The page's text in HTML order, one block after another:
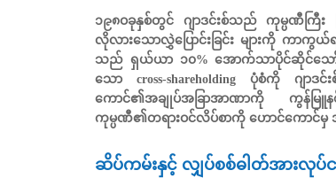
၁၉၈ဝခုနှစ်တွင် ဂျာဒင်းစ်သည် ကုမ္ပဏီကြီ
လိုလားသောလွှဲပြောင်းခြင်း များကို ကာကွ
သည် ရှယ်ယာ ၁၀% အောက်သာပိုင်ဆိုင်သော်
သော cross-shareholding ပုံစံကို ဂ
ကောင်၏အချုပ်အခြာအာဏာကို ကွန်မ
ကုမ္ပဏီ၏တရားဝင်လိပ်စာကို ဟောင်ကောင်မှ အ
ဆိပ်ကမ်းနှင့် လျှပ်စစ်ဓါတ်အားလုပ်ငန်